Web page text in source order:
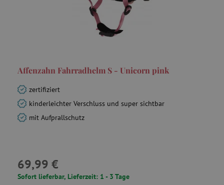
Affenzahn Fahrradhelm S - Unicorn pink
zertifiziert
kinderleichter Verschluss und super sichtbar
mit Aufprallschutz
69,99 €
Sofort lieferbar, Lieferzeit: 1 - 3 Tage